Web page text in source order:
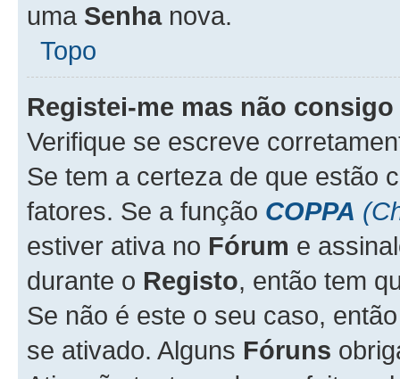
uma Senhanova.
Topo
Registei-me mas não
Verifique se escreve
Se tem a certeza de que estão
fatores. Se a função COPPA
estiver ativa no Fórum e
durante o Registo, então tem
Se não é este o seu caso,
se ativado. Alguns Fóruns